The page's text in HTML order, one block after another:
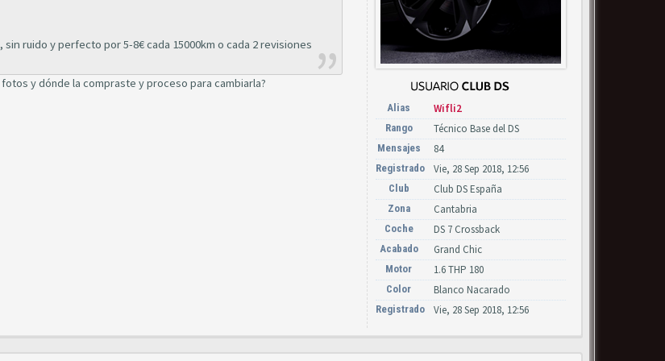
ruido y perfecto por 5-8€ cada 15000km o cada 2 revisiones
y dónde la compraste y proceso para cambiarla?
Alias Wifli2
Rango Técnico Base del DS
Mensajes 84
Registrado Vie, 28 Sep 2018, 12:56
Club Club DS España
Zona Cantabria
Coche DS 7 Crossback
Acabado Grand Chic
Motor 1.6 THP 180
Color Blanco Nacarado
Registrado Vie, 28 Sep 2018, 12:56